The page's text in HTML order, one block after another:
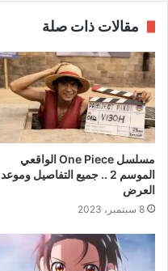
مقالات ذات صلة
مسلسل One Piece الواقعي
الموسم 2 .. جميع التفاصيل وموعد
العرض
8 سبتمبر، 2023